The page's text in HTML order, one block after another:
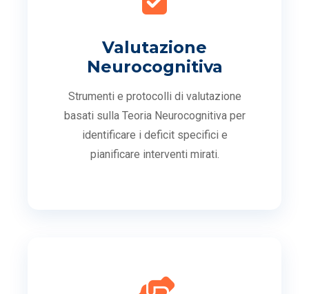
Valutazione
Neurocognitiva
Strumenti e protocolli di valutazione
basati sulla Teoria Neurocognitiva per
identificare i deficit specifici e
pianificare interventi mirati.